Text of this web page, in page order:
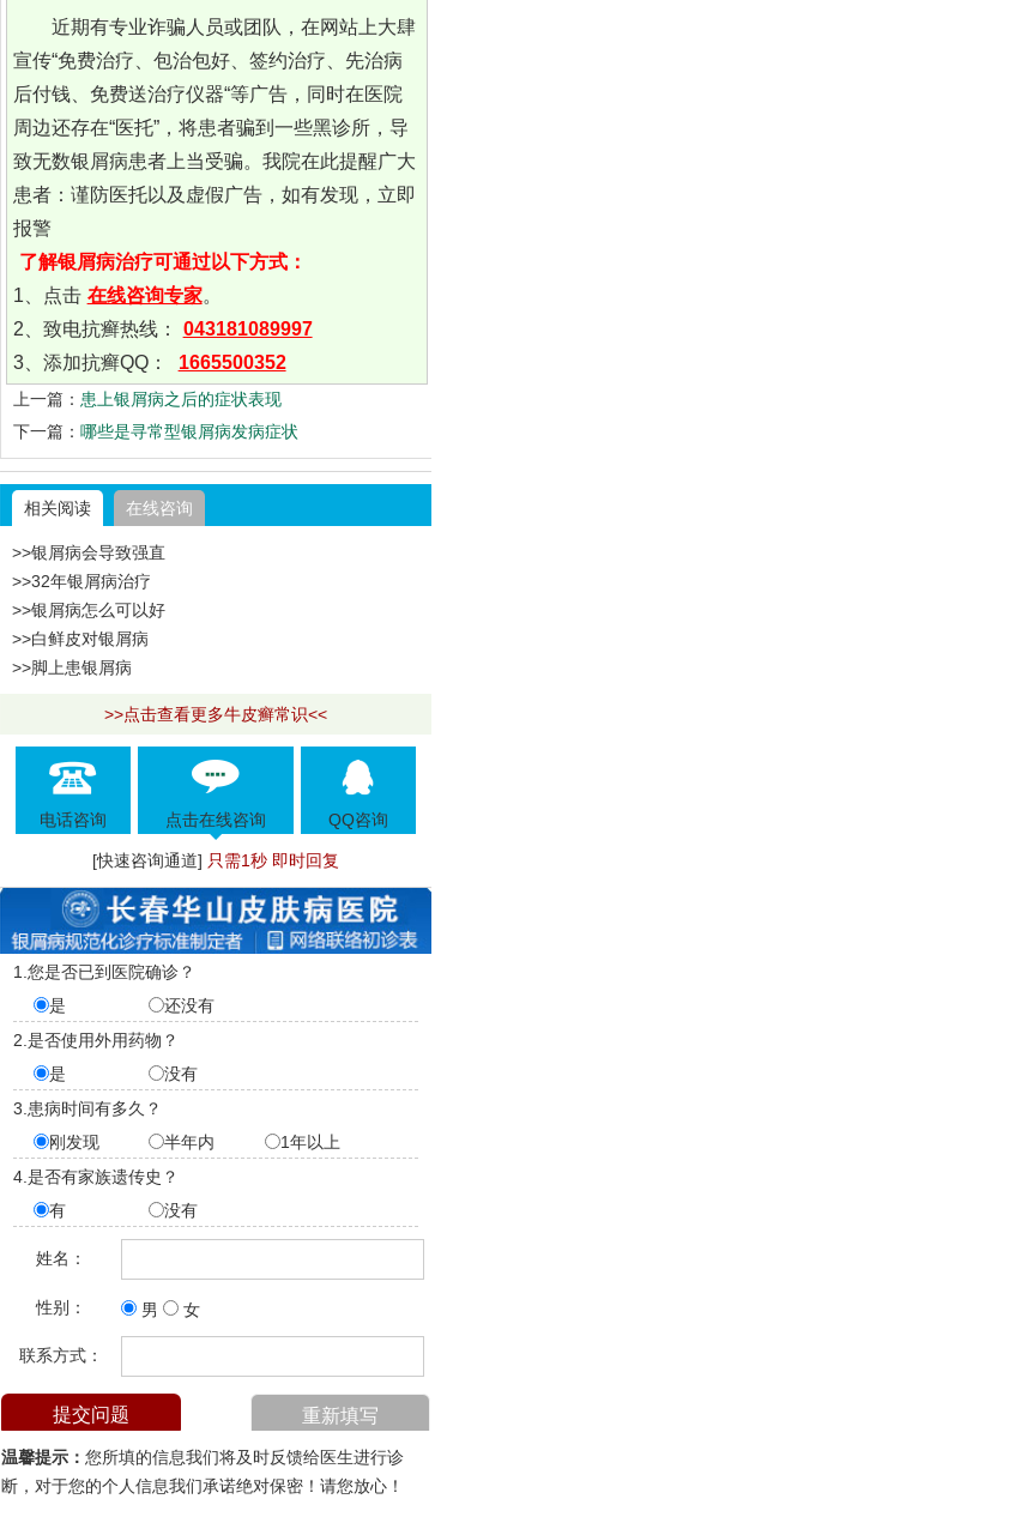
近期有专业诈骗人员或团队，在网站上大肆
宣传“免费治疗、包治包好、签约治疗、先治病
后付钱、免费送治疗仪器“等广告，同时在医院
周边还存在“医托”，将患者骗到一些黑诊所，导
致无数银屑病患者上当受骗。我院在此提醒广大
患者：谨防医托以及虚假广告，如有发现，立即
报警
了解银屑病治疗可通过以下方式：
1、点击 在线咨询专家。
2、致电抗癣热线：
043181089997
3、添加抗癣QQ：
1665500352
上一篇： 患上银屑病之后的症状表现
下一篇： 哪些是寻常型银屑病发病症状
相关阅读 在线咨询
>>银屑病会导致强直
>>32年银屑病治疗
>>银屑病怎么可以好
>>白鲜皮对银屑病
>>脚上患银屑病
>>点击查看更多牛皮癣常识<<
电话咨询 点击在线咨询 QQ咨询
[快速咨询通道] 只需1秒 即时回复
1.您是否已到医院确诊？
是
还没有
2.是否使用外用药物？
是
没有
3.患病时间有多久？
刚发现
半年内
1年以上
4.是否有家族遗传史？
有
没有
姓名：
性别： 男 女
联系方式：
温馨提示： 您所填的信息我们将及时反馈给医生进行诊
断，对于您的个人信息我们承诺绝对保密！请您放心！